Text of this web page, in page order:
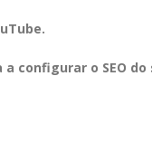
a configurar o SEO